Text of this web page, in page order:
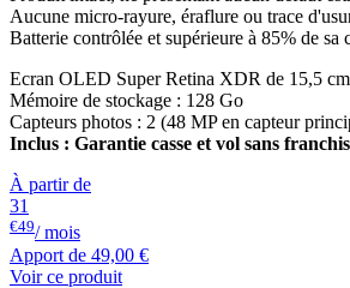
Aucune micro-rayure, éraflure ou trace
Batterie contrôlée et supérieure à 85% de sa
Ecran OLED Super Retina XDR de 15,5
Mémoire de stockage : 128 Go
Capteurs photos : 2 (48 MP en capteur
Inclus : Garantie casse et vol sans
À partir de
31
€49/ mois
Apport de 49,00 €
Voir ce produit